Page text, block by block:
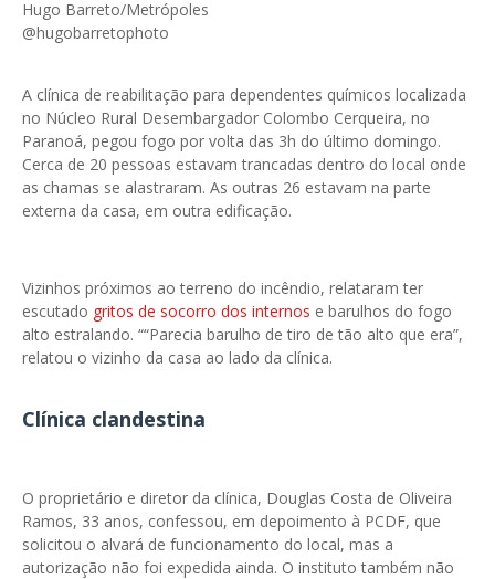
Hugo Barreto/Metrópoles
@hugobarretophoto
A clínica de reabilitação para dependentes químicos localizada
no Núcleo Rural Desembargador Colombo Cerqueira, no
Paranoá, pegou fogo por volta das 3h do último domingo.
Cerca de 20 pessoas estavam trancadas dentro do local onde
as chamas se alastraram. As outras 26 estavam na parte
externa da casa, em outra edificação.
Vizinhos próximos ao terreno do incêndio, relataram ter
escutado gritos de socorro dos internos e barulhos do fogo
alto estralando. ““Parecia barulho de tiro de tão alto que era”,
relatou o vizinho da casa ao lado da clínica.
Clínica clandestina
O proprietário e diretor da clínica, Douglas Costa de Oliveira
Ramos, 33 anos, confessou, em depoimento à PCDF, que
solicitou o alvará de funcionamento do local, mas a
autorização não foi expedida ainda. O instituto também não